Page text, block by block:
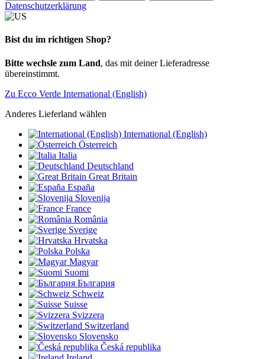
Datenschutzerklärung
Bist du im richtigen Shop?
Bitte wechsle zum Land, das mit deiner Lieferadresse
übereinstimmt.
Zu Ecco Verde International (English)
Anderes Lieferland wählen
International (English)
Österreich
Italia
Deutschland
Great Britain
España
Slovenija
France
România
Sverige
Hrvatska
Polska
Magyar
Suomi
България
Schweiz
Suisse
Svizzera
Switzerland
Slovensko
Česká republika